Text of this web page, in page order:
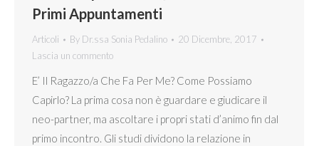
Primi Appuntamenti
Articoli By Dr.ssa Sonia Pedalino
20 Dicembre, 2017
Lascia un commento
E’ Il Ragazzo/a Che Fa Per Me? Come Possiamo
Capirlo? La prima cosa non è guardare e giudicare il
neo-partner, ma ascoltare i propri stati d’animo fin dal
primo incontro. Gli studi dividono la relazione in